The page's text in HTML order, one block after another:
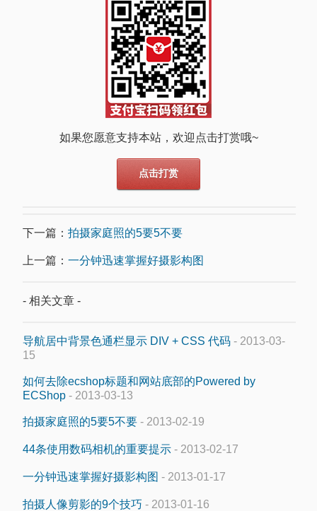
如果您愿意支持本站，欢迎点击打赏哦~
点击打赏
下一篇： 拍摄家庭照的5要5不要
上一篇： 一分钟迅速掌握好摄影构图
- 相关文章 -
导航居中背景色通栏显示 DIV + CSS 代码 - 2013-03-
15
如何去除ecshop标题和网站底部的Powered by
ECShop - 2013-03-13
拍摄家庭照的5要5不要 - 2013-02-19
44条使用数码相机的重要提示 - 2013-02-17
一分钟迅速掌握好摄影构图 - 2013-01-17
拍摄人像剪影的9个技巧 - 2013-01-16